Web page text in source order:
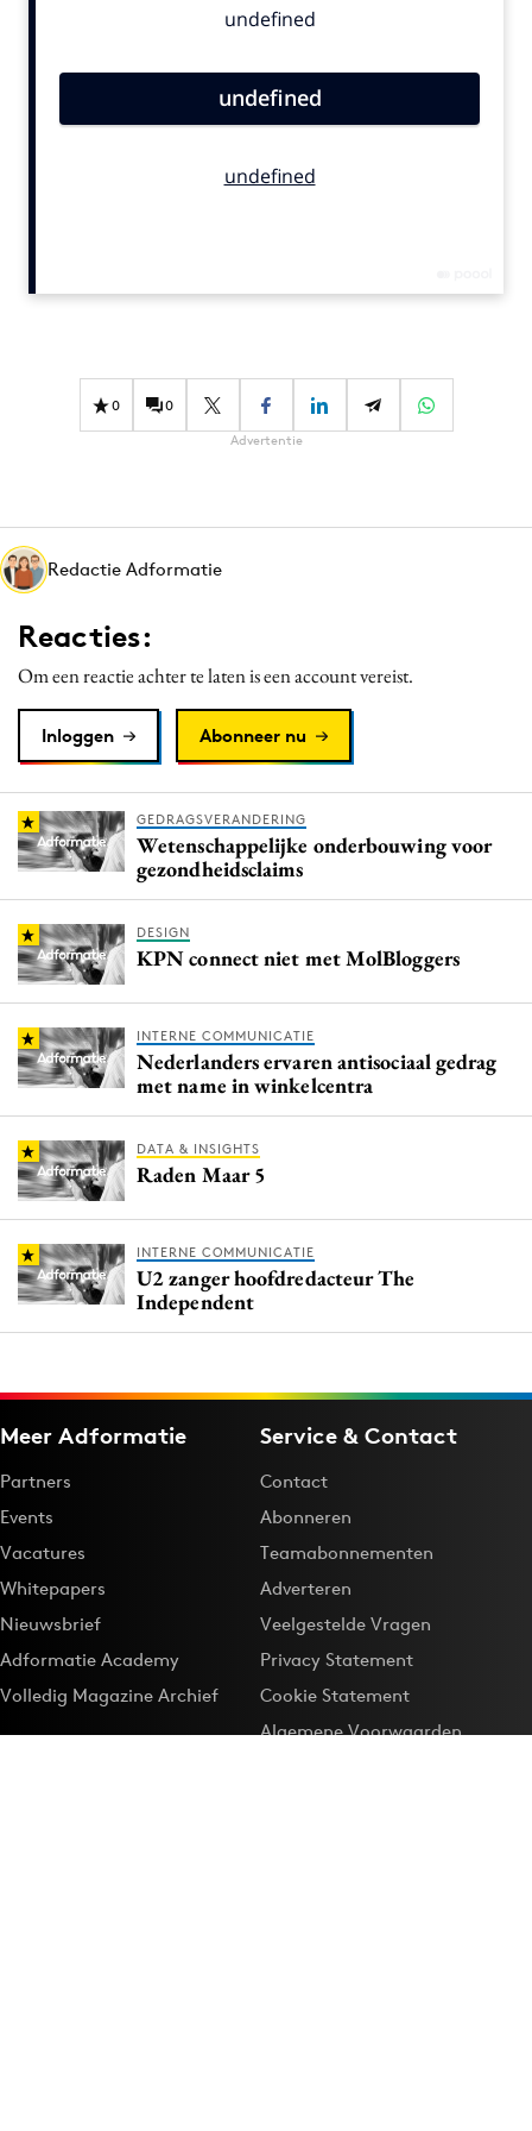
Contentmarketing
Effectiviteit
Gedragsverandering
Martech
Media
Merkstrategie
PR
Programmatic
Reputatie & crisis
0 0
Advertentie
Redactie Adformatie
Reacties:
Om een reactie achter te laten is een account vereist.
Inloggen Abonneer nu
GEDRAGSVERANDERING
Wetenschappelijke onderbouwing voor
gezondheidsclaims
DESIGN
KPN connect niet met MolBloggers
INTERNE COMMUNICATIE
Nederlanders ervaren antisociaal gedrag
met name in winkelcentra
DATA & INSIGHTS
Raden Maar 5
INTERNE COMMUNICATIE
U2 zanger hoofdredacteur The
Independent
Meer Adformatie
Partners
Events
Vacatures
Whitepapers
Nieuwsbrief
Adformatie Academy
Volledig Magazine Archief
Service & Contact
Contact
Abonneren
Teamabonnementen
Adverteren
Veelgestelde Vragen
Privacy Statement
Cookie Statement
Algemene Voorwaarden